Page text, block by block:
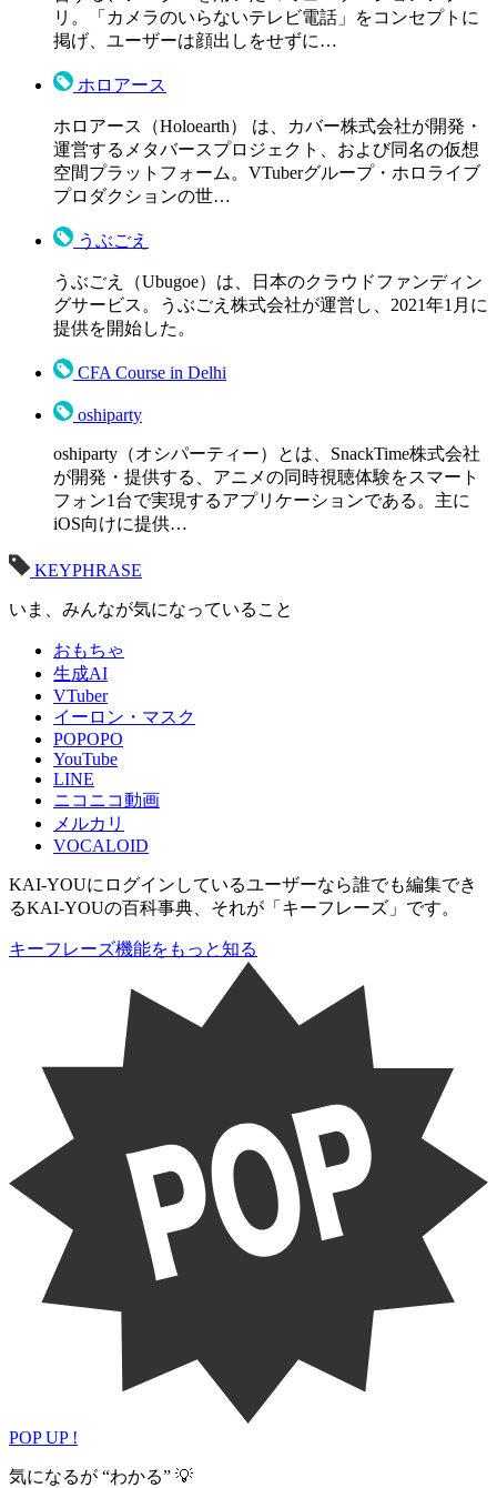
リ。「カメラのいらないテレビ電話」をコンセプトに
掲げ、ユーザーは顔出しをせずに…
ホロアース
ホロアース（Holoearth） は、カバー株式会社が開発・
運営するメタバースプロジェクト、および同名の仮想
空間プラットフォーム。VTuberグループ・ホロライブ
プロダクションの世…
うぶごえ
うぶごえ（Ubugoe）は、日本のクラウドファンディン
グサービス。うぶごえ株式会社が運営し、2021年1月に
提供を開始した。
CFA Course in Delhi
oshiparty
oshiparty（オシパーティー）とは、SnackTime株式会社
が開発・提供する、アニメの同時視聴体験をスマート
フォン1台で実現するアプリケーションである。主に
iOS向けに提供…
KEYPHRASE
いま、みんなが気になっていること
おもちゃ
生成AI
VTuber
イーロン・マスク
POPOPO
YouTube
LINE
ニコニコ動画
メルカリ
VOCALOID
KAI-YOUにログインしているユーザーなら誰でも編集でき
るKAI-YOUの百科事典、それが「 キーフレーズ 」です。
キーフレーズ機能をもっと知る
POP UP !
気になるが “わかる” 💡